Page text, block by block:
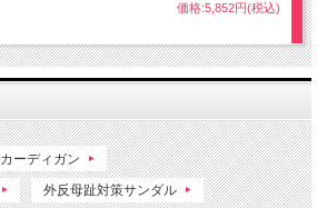
価格:5,852円(税込)
カーディガン
外反母趾対策サンダル